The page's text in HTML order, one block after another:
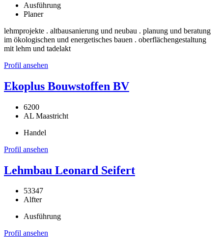
Ausführung
Planer
lehmprojekte . altbausanierung und neubau . planung und beratung
im ökologischen und energetisches bauen . oberflächengestaltung
mit lehm und tadelakt
Profil ansehen
Ekoplus Bouwstoffen BV
6200
AL Maastricht
Handel
Profil ansehen
Lehmbau Leonard Seifert
53347
Alfter
Ausführung
Profil ansehen